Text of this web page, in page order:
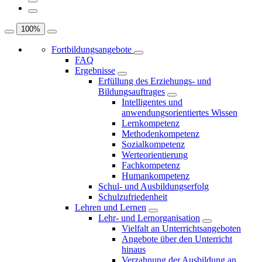
100%
Fortbildungsangebote
FAQ
Ergebnisse
Erfüllung des Erziehungs- und
Bildungsauftrages
Intelligentes und
anwendungsorientiertes Wissen
Lernkompetenz
Methodenkompetenz
Sozialkompetenz
Werteorientierung
Fachkompetenz
Humankompetenz
Schul- und Ausbildungserfolg
Schulzufriedenheit
Lehren und Lernen
Lehr- und Lernorganisation
Vielfalt an Unterrichtsangeboten
Angebote über den Unterricht
hinaus
Verzahnung der Ausbildung an